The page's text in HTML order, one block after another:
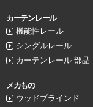
カーテンレール
機能性レール
シングルレール
カーテンレール 部品
メカもの
ウッドブラインド